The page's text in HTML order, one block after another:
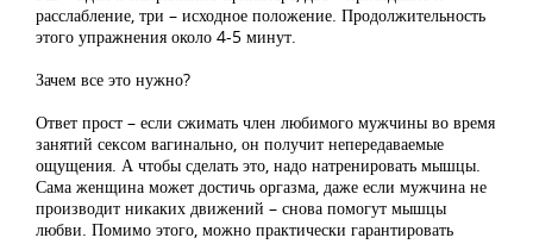
расслабление, три – исходное положение. Продолжительность
этого упражнения около 4-5 минут.
Зачем все это нужно?
Ответ прост – если сжимать член любимого мужчины во время
занятий сексом вагинально, он получит непередаваемые
ощущения. А чтобы сделать это, надо натренировать мышцы.
Сама женщина может достичь оргазма, даже если мужчина не
производит никаких движений – снова помогут мышцы
любви. Помимо этого, можно практически гарантировать